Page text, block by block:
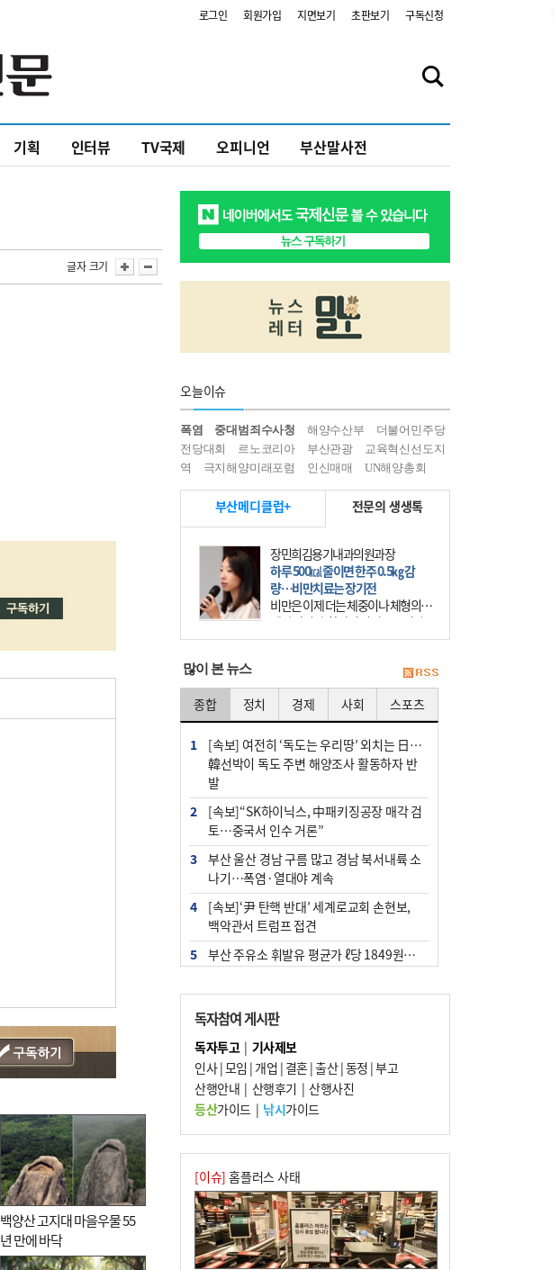
로그인 회원가입 지면보기 초판보기 구독신청
기획 인터뷰 TV국제 오피니언 부산말사전
글자 크기
백양산 고지대 마을우물 55
년 만에 바닥
오늘이슈
폭염 중대범죄수사청 해양수산부
더불어민주당
전당대회
르노코리아 부산관광
교육혁신선도지
역
극지해양미래포럼 인신매매 UN해양총회
부산메디클럽+ 전문의 생생톡
장민희김용기내과의원과장
하루 500㎉ 줄이면 한주 0.5㎏ 감
량…비만치료는 장기전
비만은 이제 더는 체중이나 체형의 문
제가 아니다. 하나의 질병으로 인지
하고 치료와 관리를 해야 한다. 세계
많이 본 뉴스
종합 정치 경제 사회 스포츠
1
[속보] 여전히 ‘독도는 우리땅’ 외치는 日…
韓선박이 독도 주변 해양조사 활동하자 반
발
2
[속보]“SK하이닉스, 中패키징공장 매각 검
토…중국서 인수 거론”
3
부산 울산 경남 구름 많고 경남 북서내륙 소
나기…폭염·열대야 계속
4
[속보]‘尹 탄핵 반대’ 세계로교회 손현보,
백악관서 트럼프 접견
5
부산 주유소 휘발유 평균가 ℓ당 1849원…
군사기밀 유출자 색출 지시
7
[속보] ‘심판 성접대’ 논란 축구협회 공식 사
과…“현재는 부적절 행위 없어”
8
"올해 코스피 사이드카 43회 중 25회는 삼
전닉스 ETF 이후 발생"
10 서울 중랑구서 흉기 난동…60대 남성 2명
사망
독자참여 게시판
독자투고| 기사제보
인사|모임 | 개업 | 결혼|출산|동정 |부고
산행안내 | 산행후기 | 산행사진
등산가이드| 낚시가이드
[이슈] 홈플러스 사태